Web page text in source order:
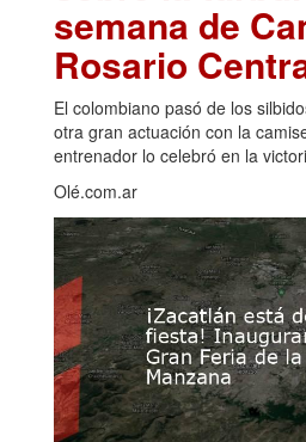
semana de
Rosario
El colombiano pasó de los
otra gran actuación con la
entrenador lo celebró en la
Olé.com.ar